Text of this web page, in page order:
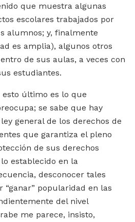
que muestra algunas
escolares trabajados por
alumnos; y, finalmente
es amplia), algunos otros
de sus aulas, a veces con
estudiantes.
esto último es lo que
se sabe que hay
general de los derechos de
que garantiza el pleno
de sus derechos
establecido en la
desconocer tales
“ganar” popularidad en las
del nivel
me parece, insisto,